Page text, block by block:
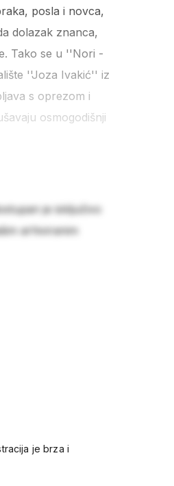
posla i novca,
dolazak znanca,
Tako se u ''Nori -
''Joza Ivakić'' iz
s oprezom i
osmogodišnji
je isključivo
arhiviranim
je brza i